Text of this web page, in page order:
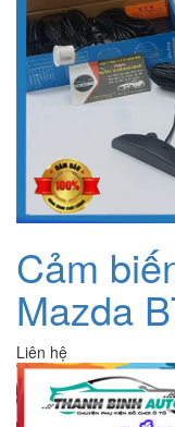
Cảm
Mazda
Liên hệ